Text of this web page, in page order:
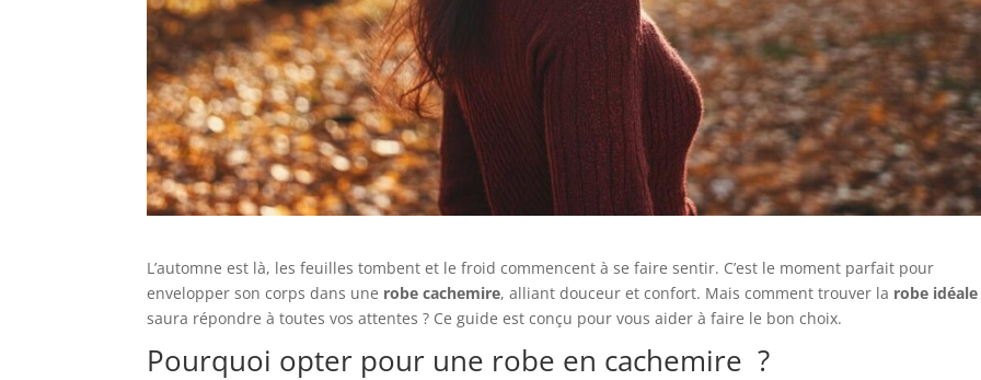
L’automne est là, les feuilles tombent et le froid commencent à se faire sentir. C’est le moment parfait pour
envelopper son corps dans une robe cachemire, alliant douceur et confort. Mais comment trouver la robe idéale
saura répondre à toutes vos attentes ? Ce guide est conçu pour vous aider à faire le bon choix.
Pourquoi opter pour une robe en cachemire ?